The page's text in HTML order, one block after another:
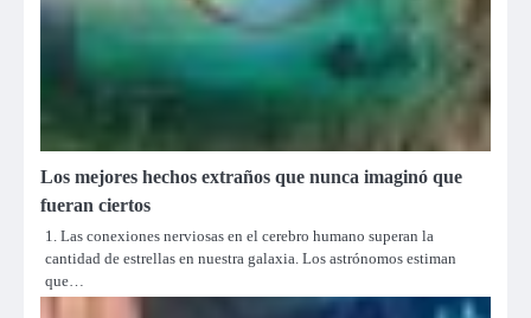
Los mejores hechos extraños que nunca imaginó que
fueran ciertos
1. Las conexiones nerviosas en el cerebro humano superan la
cantidad de estrellas en nuestra galaxia. Los astrónomos estiman
que…